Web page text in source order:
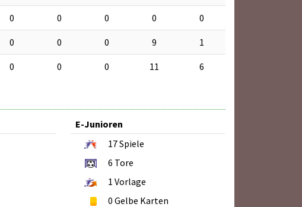
0 0 0 0 0
0 0 0 9 1
0 0 0 11 6
E-Junioren
17Spiele
6 Tore
1 Vorlage
0 Gelbe Karten